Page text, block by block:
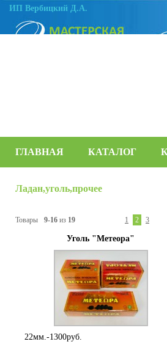
ИП Вербицкий Д.А.
ГЛАВНАЯ КАТАЛОГ
Ладан,уголь,прочее
Товары 9-16 из 19 1 2 3
Уголь "Метеора"
22мм.-1300руб.